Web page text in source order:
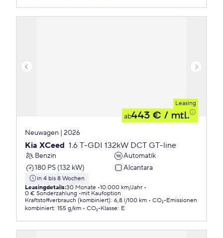
Leasing
ab443 € / mtl.
Neuwagen | 2026
Kia XCeed 1.6 T-GDI 132kW DCT GT-line
Benzin
Automatik
180 PS (132 kW)
Alcantara
in 4 bis 8 Wochen
Leasingdetails:30 Monate 10.000 km/Jahr
0 € Sonderzahlung
mit Kaufoption
Kraftstoffverbrauch (kombiniert): 6,8 l/100 km
CO₂-Emissionen
kombiniert: 155 g/km CO₂-Klasse: E